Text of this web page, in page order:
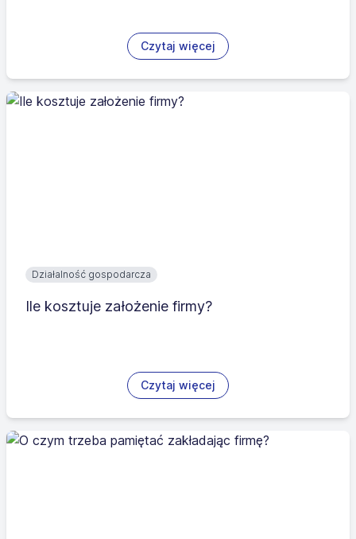
Czytaj więcej
Działalność gospodarcza
Ile kosztuje założenie firmy?
Czytaj więcej